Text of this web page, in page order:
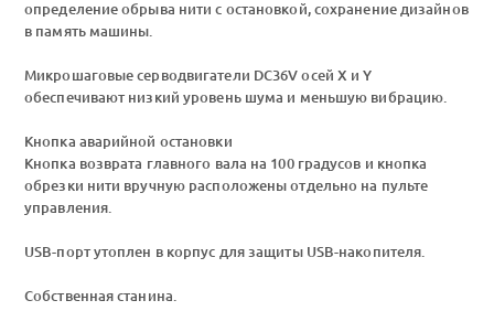
определение обрыва нити с остановкой, сохранение дизайнов
в память машины.
Микрошаговые серводвигатели DC36V осей X и Y
обеспечивают низкий уровень шума и меньшую вибрацию.
Кнопка аварийной остановки
Кнопка возврата главного вала на 100 градусов и кнопка
обрезки нити вручную расположены отдельно на пульте
управления.
USB-порт утоплен в корпус для защиты USB-накопителя.
Собственная станина.